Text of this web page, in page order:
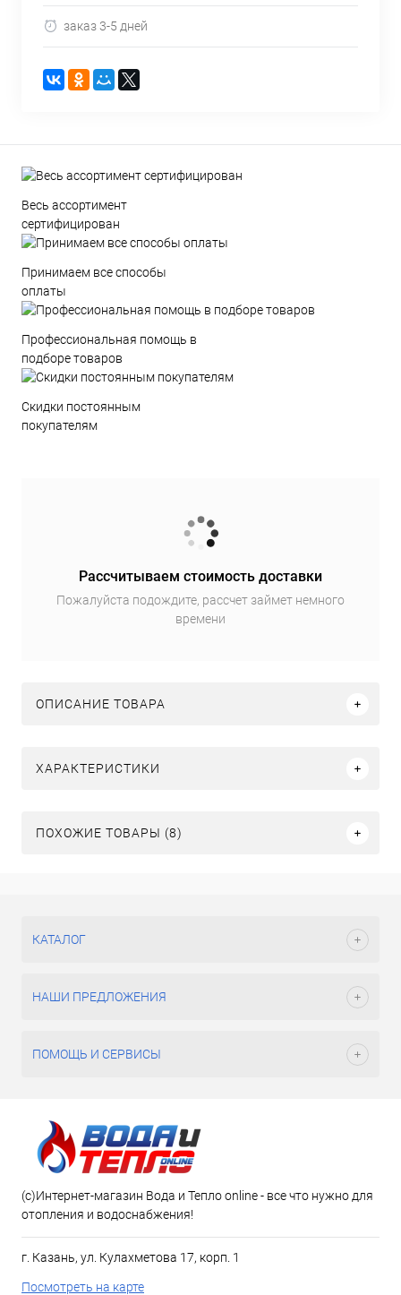
заказ 3-5 дней
Весь ассортимент
сертифицирован
Принимаем все способы
оплаты
Профессиональная помощь в
подборе товаров
Скидки постоянным
покупателям
Рассчитываем стоимость доставки
Пожалуйста подождите, рассчет займет немного
времени
ОПИСАНИЕ ТОВАРА
ХАРАКТЕРИСТИКИ
ПОХОЖИЕ ТОВАРЫ (8)
КАТАЛОГ
НАШИ ПРЕДЛОЖЕНИЯ
ПОМОЩЬ И СЕРВИСЫ
(c)Интернет-магазин Вода и Тепло online - все что нужно для
отопления и водоснабжения!
г. Казань, ул. Кулахметова 17, корп. 1
Посмотреть на карте